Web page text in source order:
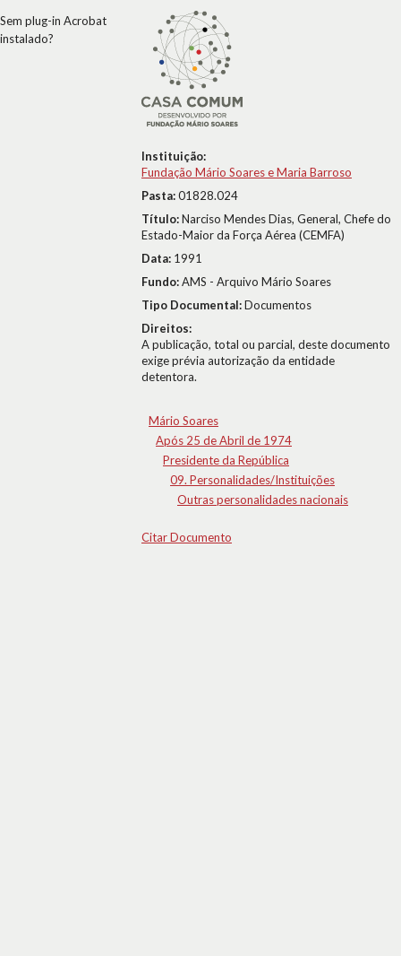
Instituição:
Fundação Mário Soares e Maria Barroso
Pasta:01828.024
Título:Narciso Mendes Dias, General, Chefe do
Estado-Maior da Força Aérea (CEMFA)
Data: 1991
Fundo:AMS - Arquivo Mário Soares
Tipo Documental:Documentos
Direitos:
A publicação, total ou parcial, deste documento
exige prévia autorização da entidade
detentora.
Mário Soares
Após 25 de Abril de 1974
Presidente da República
09. Personalidades/Instituições
Outras personalidades nacionais
Citar Documento
Sem plug-in Acrobat
instalado?